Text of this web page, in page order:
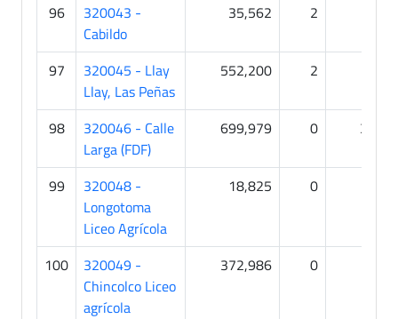
96
320043 -
Cabildo
35,562 2
97
320045 - Llay
Llay, Las Peñas
552,200 2
98
320046 - Calle
Larga (FDF)
699,979 0 31
99
320048 -
Longotoma
Liceo Agrícola
18,825 0
100
320049 -
Chincolco Liceo
agrícola
372,986 0